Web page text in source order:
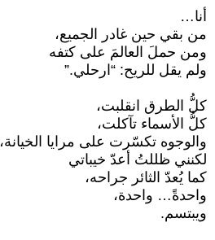
أنا…
من بقي حين غادر الجميع،
ومن حملَ العالمَ على كتفه
ولم يقل للريح: “ارحلي.”
كلُّ الطرق انقلبت،
كلُّ الأسماء تآكلت،
والوجوه تكسّرت على مرايا الخيانة،
لكنني ظللتُ أعدّ خيباتي
كما يُعدّ الثائر جراحه،
واحدةً… واحدة،
ويبتسم.